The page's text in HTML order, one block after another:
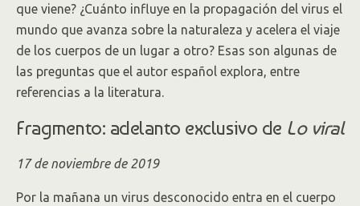
que viene? ¿Cuánto influye en la propagación del virus el
mundo que avanza sobre la naturaleza y acelera el viaje
de los cuerpos de un lugar a otro? Esas son algunas de
las preguntas que el autor español explora, entre
referencias a la literatura.
Fragmento: adelanto exclusivo de Lo viral
17 de noviembre de 2019
Por la mañana un virus desconocido entra en el cuerpo